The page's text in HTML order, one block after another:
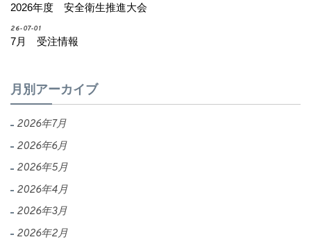
2026年度 安全衛生推進大会
26-07-01
7月 受注情報
月別アーカイブ
2026年7月
2026年6月
2026年5月
2026年4月
2026年3月
2026年2月